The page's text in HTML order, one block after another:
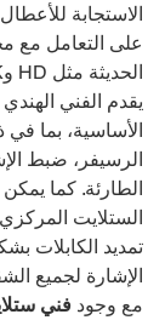
الاستجابة
على التعامل مع
الحديثة مثل HD و4K وIPTV.
يقدم الفني
الأساسية، بما
الرسيفر، ضبط
الطارئة. كما
الستلايت المركزي
تمديد الكابلات
الإشارة لجميع
مع وجود فني